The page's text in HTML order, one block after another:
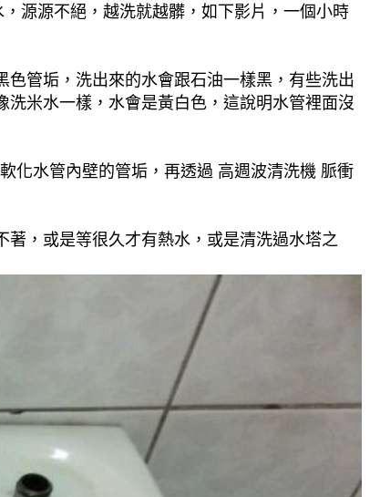
源源不絕，越洗就越髒，如下影片，一個小時
管垢，洗出來的水會跟石油一樣黑，有些洗出
米水一樣，水會是黃白色，這說明水管裡面沒
化水管內壁的管垢，再透過 高週波清洗機 脈衝
，或是等很久才有熱水，或是清洗過水塔之